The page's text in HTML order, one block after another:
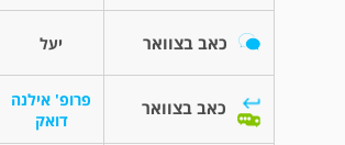
כאב בצוואר יעל
כאב בצוואר
פרופ' אילנה
דואק